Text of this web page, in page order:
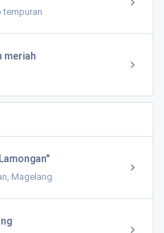
tempuran
meriah
Magelang